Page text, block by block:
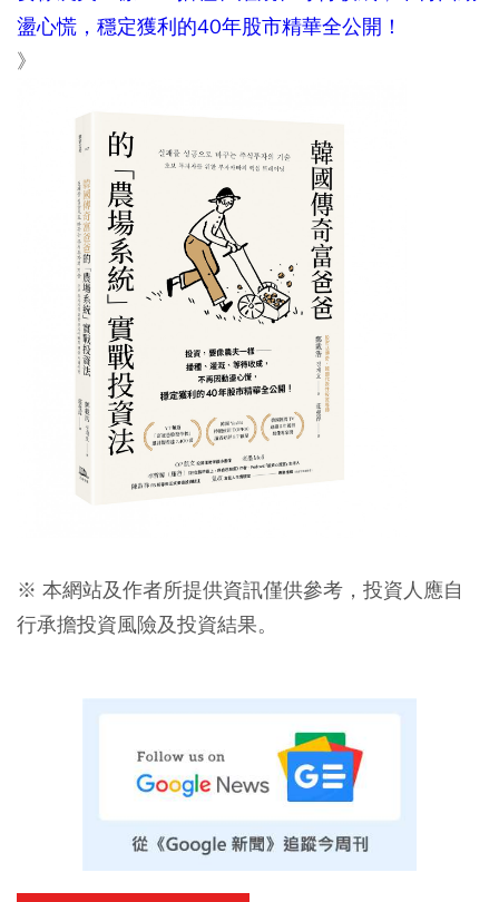
盪心慌，穩定獲利的40年股市精華全公開！
》
※ 本網站及作者所提供資訊僅供參考，投資人應自
行承擔投資風險及投資結果。